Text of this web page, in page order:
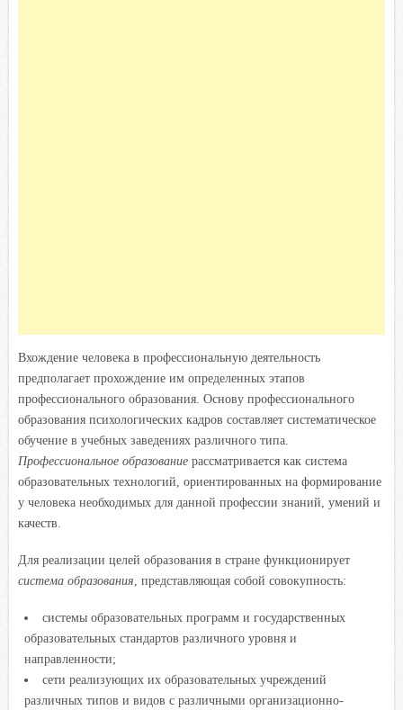
Вхождение человека в профессиональную деятельность
предполагает прохождение им определенных этапов
профессионального образования. Основу профессионального
образования психологических кадров составляет систематическое
обучение в учебных заведениях различного типа.
Профессиональное образование рассматривается как система
образовательных технологий, ориентированных на формирование
у человека необходимых для данной профессии знаний, умений и
качеств.
Для реализации целей образования в стране функционирует
система образования , представляющая собой совокупность:
системы образовательных программ и государственных
образовательных стандартов различного уровня и
направленности;
сети реализующих их образовательных учреждений
различных типов и видов с различными организационно-